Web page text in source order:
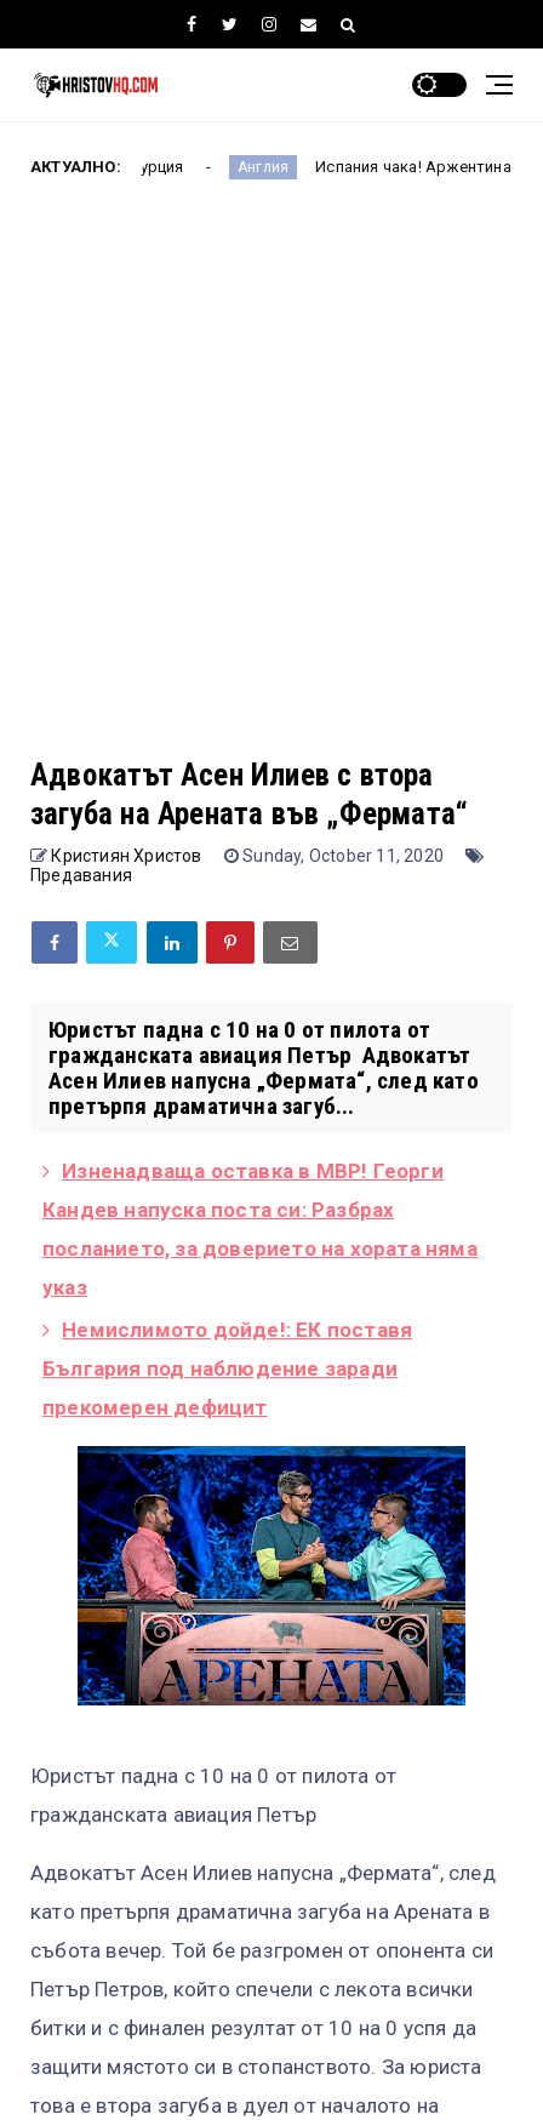
АКТУАЛНО:
Турция Англия Испания чака! Аржентина възкръсна
Адвокатът Асен Илиев с втора
загуба на Арената във „Фермата“
Кристиян Христов
Sunday, October 11, 2020
Предавания
Юристът падна с 10 на 0 от пилота от
гражданската авиация Петър Адвокатът
Асен Илиев напусна „Фермата“, след като
претърпя драматична загуб...
Изненадваща оставка в МВР! Георги
Кандев напуска поста си: Разбрах
посланието, за доверието на хората няма
указ
Немислимото дойде!: ЕК поставя
България под наблюдение заради
прекомерен дефицит
Юристът падна с 10 на 0 от пилота от
гражданската авиация Петър
Адвокатът Асен Илиев напусна „Фермата“, след
като претърпя драматична загуба на Арената в
събота вечер. Той бе разгромен от опонента си
Петър Петров, който спечели с лекота всички
битки и с финален резултат от 10 на 0 успя да
защити мястото си в стопанството. За юриста
това е втора загуба в дуел от началото на